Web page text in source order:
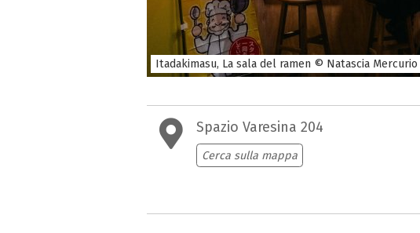
Itadakimasu, La sala del ramen © Natascia
Spazio Varesina 204
Cerca sulla mappa